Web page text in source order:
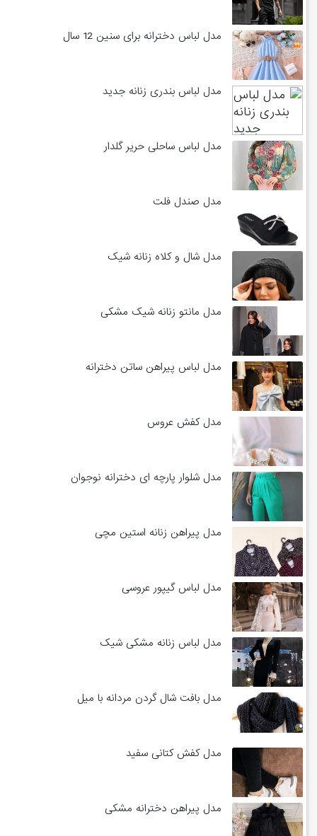
مدل لباس دخترانه برای سنین 12 سال
مدل لباس بندری زنانه جدید
مدل لباس ساحلی حریر گلدار
مدل صندل فلت
مدل شال و کلاه زنانه شیک
مدل مانتو زنانه شیک مشکی
مدل لباس پیراهن ساتن دخترانه
مدل کفش عروس
مدل شلوار پارچه ای دخترانه نوجوان
مدل پیراهن زنانه استین مچی
مدل لباس گیپور عروسی
مدل لباس زنانه مشکی شیک
مدل بافت شال گردن مردانه با میل
مدل کفش کتانی سفید
مدل پیراهن دخترانه مشکی